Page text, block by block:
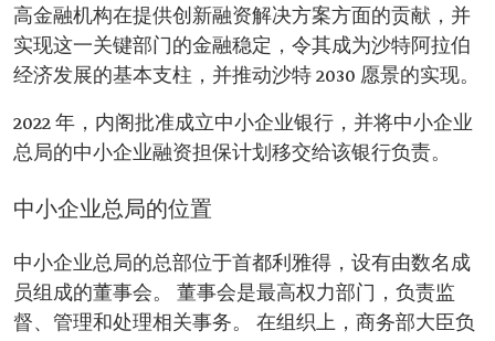
高金融机构在提供创新融资解决方案方面的贡献，并
实现这一关键部门的金融稳定，令其成为沙特阿拉伯
经济发展的基本支柱，并推动沙特 2030 愿景的实现。
2022 年，内阁批准成立中小企业银行，并将中小企业
总局的中小企业融资担保计划移交给该银行负责。
中小企业总局的位置
中小企业总局的总部位于首都利雅得，设有由数名成
员组成的董事会。 董事会是最高权力部门，负责监
督、管理和处理相关事务。 在组织上，商务部大臣负